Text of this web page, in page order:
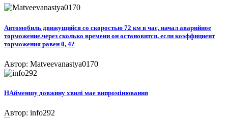
Автомобиль движущийся со скоростью 72 км в час, начал аварийное
торможение.через сколько времени он остановится, если коэффициент
торможения равен 0, 4?
Автор: Matveevanastya0170
НАйменшу довжину хвилi мае випромiнювання
Автор: info292